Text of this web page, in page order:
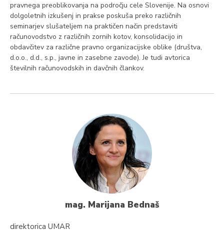
pravnega preoblikovanja na področju cele Slovenije. Na osnovi
dolgoletnih izkušenj in prakse poskuša preko različnih
seminarjev slušateljem na praktičen način predstaviti
računovodstvo z različnih zornih kotov, konsolidacijo in
obdavčitev za različne pravno organizacijske oblike (društva,
d.o.o., d.d., s.p., javne in zasebne zavode). Je tudi avtorica
številnih računovodskih in davčnih člankov.
mag. Marijana Bednaš
direktorica UMAR